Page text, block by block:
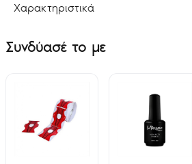
Χαρακτηριστικά
Συνδύασέ το με